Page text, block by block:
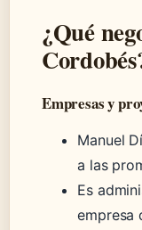
¿Qué
Empresas y
Manuel
a las
Es
empresa